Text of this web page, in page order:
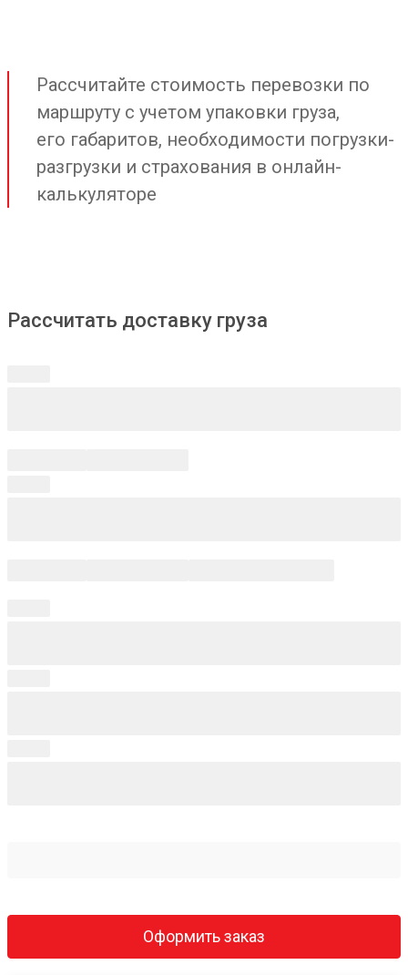
Рассчитайте стоимость перевозки по
маршруту с учетом упаковки груза,
его габаритов, необходимости погрузки-
разгрузки и страхования в онлайн-
калькуляторе
Рассчитать доставку груза
Оформить заказ